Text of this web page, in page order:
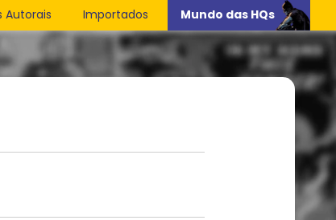
Autorais Importados Mundo das HQs